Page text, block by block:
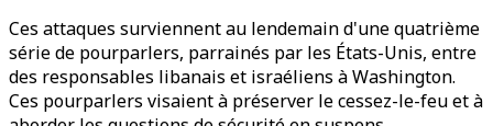
Ces attaques surviennent au lendemain d'une quatrième
série de pourparlers, parrainés par les États-Unis, entre
des responsables libanais et israéliens à Washington.
Ces pourparlers visaient à préserver le cessez-le-feu et à